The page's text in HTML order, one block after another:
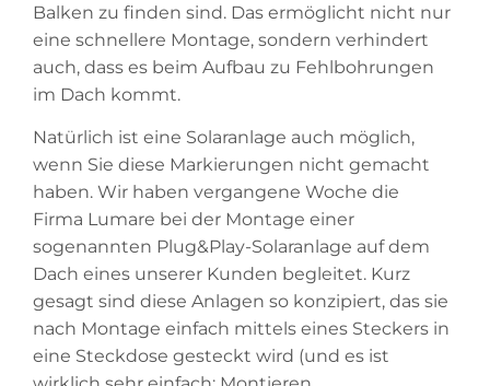
Balken zu finden sind. Das ermöglicht nicht nur
eine schnellere Montage, sondern verhindert
auch, dass es beim Aufbau zu Fehlbohrungen
im Dach kommt.
Natürlich ist eine Solaranlage auch möglich,
wenn Sie diese Markierungen nicht gemacht
haben. Wir haben vergangene Woche die
Firma Lumare bei der Montage einer
sogenannten Plug&Play-Solaranlage auf dem
Dach eines unserer Kunden begleitet. Kurz
gesagt sind diese Anlagen so konzipiert, das sie
nach Montage einfach mittels eines Steckers in
eine Steckdose gesteckt wird (und es ist